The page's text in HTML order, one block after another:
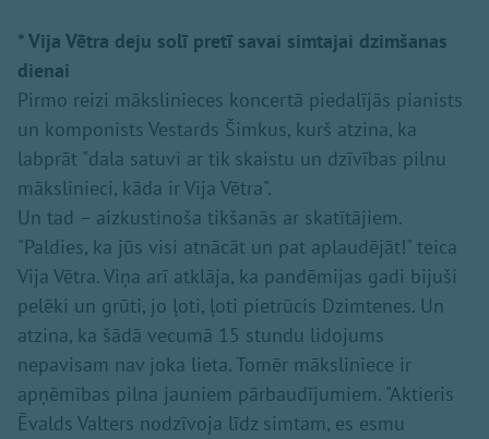
* Vija Vētra deju solī pretī savai simtajai dzimšanas
dienai
Pirmo reizi mākslinieces koncertā piedalījās pianists
un komponists Vestards Šimkus, kurš atzina, ka
labprāt "dala satuvi ar tik skaistu un dzīvības pilnu
mākslinieci, kāda ir Vija Vētra".
Un tad – aizkustinoša tikšanās ar skatītājiem.
"Paldies, ka jūs visi atnācāt un pat aplaudējāt!" teica
Vija Vētra. Viņa arī atklāja, ka pandēmijas gadi bijuši
pelēki un grūti, jo ļoti, ļoti pietrūcis Dzimtenes. Un
atzina, ka šādā vecumā 15 stundu lidojums
nepavisam nav joka lieta. Tomēr māksliniece ir
apņēmības pilna jauniem pārbaudījumiem. "Aktieris
Ēvalds Valters nodzīvoja līdz simtam, es esmu